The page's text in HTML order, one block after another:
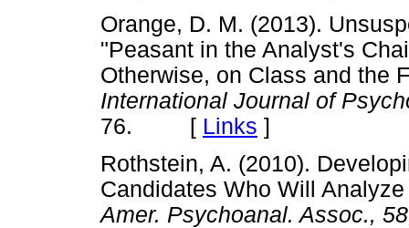
Orange, D. M. (2013).
"Peasant in the Analyst's
Otherwise, on Class and the
International Journal of
76. [ Links ]
Rothstein, A. (2010).
Candidates Who Will
Amer. Psychoanal. Assoc.,